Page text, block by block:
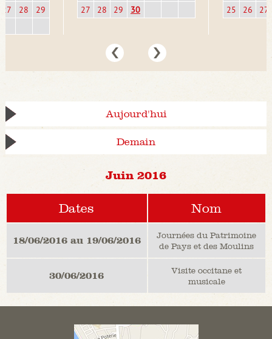
27
28 29
27
28 29 30
25
26 27
Aujourd'hui
Demain
Juin 2016
Dates Nom
18/06/2016 au 19/06/2016
Journées du Patrimoine
de Pays et des Moulins
30/06/2016
Visite occitane et
musicale